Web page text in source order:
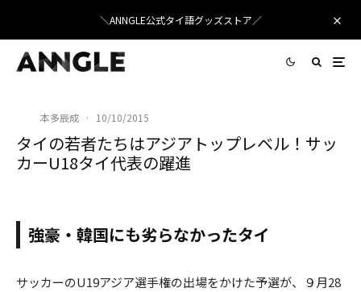
＼ANNGLE公式タイ語グッズストア／
本多辰成 · 10/10/2015
タイの若者たちはアジアトップレベル！サッ
カーU18タイ代表の躍進
強豪・韓国にも劣らなかったタイ
サッカーのU19アジア選手権の出場をかけた予選が、９月28